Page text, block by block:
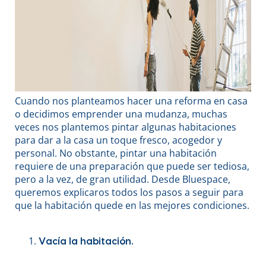
Cuando nos planteamos hacer una reforma en casa
o decidimos emprender una mudanza, muchas
veces nos plantemos pintar algunas habitaciones
para dar a la casa un toque fresco, acogedor y
personal. No obstante, pintar una habitación
requiere de una preparación que puede ser tediosa,
pero a la vez, de gran utilidad. Desde Bluespace,
queremos explicaros todos los pasos a seguir para
que la habitación quede en las mejores condiciones.
Vacía la habitación.